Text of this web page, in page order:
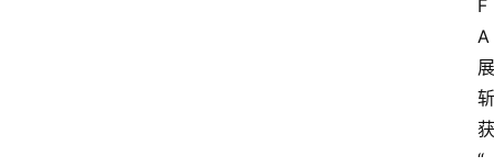
F
A
展
斩
获
“